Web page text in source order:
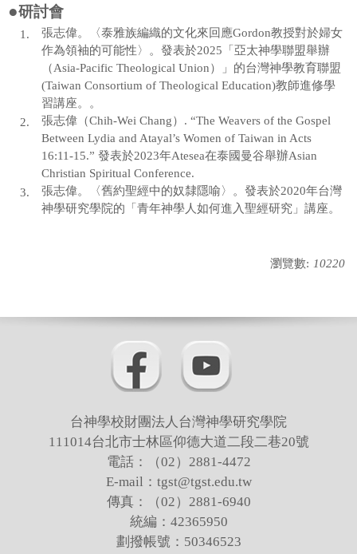
●研討會
1.
張志偉。〈泰雅族編織的文化來回應Gordon教授對於婦女
作為領袖的可能性〉。發表於2025「亞太神學聯盟舉辦
（Asia-Pacific Theological Union）」的台灣神學教育聯盟
(Taiwan Consortium of Theological Education)教師進修學
習講座。。
2.
張志偉（Chih-Wei Chang）. “The Weavers of the Gospel
Between Lydia and Atayal’s Women of Taiwan in Acts
16:11-15.” 發表於2023年Atesea在泰國曼谷舉辦Asian
Christian Spiritual Conference.
3.
張志偉。〈舊約聖經中的奴隸隱喻〉。發表於2020年台灣
神學研究學院的「青年神學人如何進入聖經研究」講座。
瀏覽數: 10220
台神學校財團法人台灣神學研究學院
111014台北市士林區仰德大道二段二巷20號
電話：（02）2881-4472
E-mail：tgst@tgst.edu.tw
傳真：（02）2881-6940
統編：42365950
劃撥帳號：50346523